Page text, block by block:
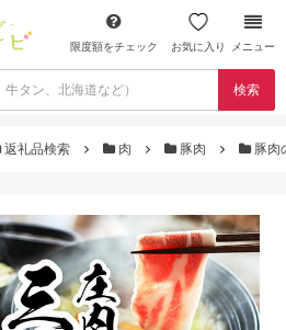
限度額をチェック お気に入り メニュー
検索
返礼品検索 肉 豚肉 豚肉